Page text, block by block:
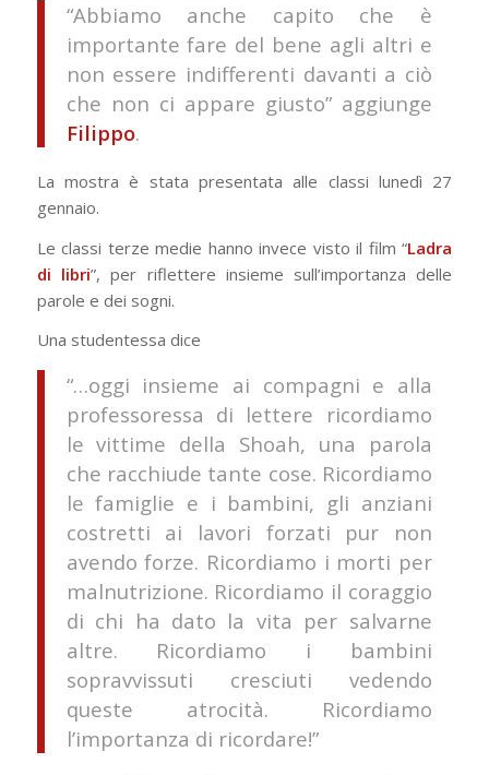
“Abbiamo anche capito che è
importante fare del bene agli altri e
non essere indifferenti davanti a ciò
che non ci appare giusto” aggiunge
Filippo.
La mostra è stata presentata alle classi lunedì 27
gennaio.
Le classi terze medie hanno invece visto il film “Ladra
di libri”, per riflettere insieme sull’importanza delle
parole e dei sogni.
Una studentessa dice
“…oggi insieme ai compagni e alla
professoressa di lettere ricordiamo
le vittime della Shoah, una parola
che racchiude tante cose. Ricordiamo
le famiglie e i bambini, gli anziani
costretti ai lavori forzati pur non
avendo forze. Ricordiamo i morti per
malnutrizione. Ricordiamo il coraggio
di chi ha dato la vita per salvarne
altre. Ricordiamo i bambini
sopravvissuti cresciuti vedendo
queste atrocità. Ricordiamo
l’importanza di ricordare!”